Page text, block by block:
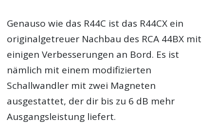
Genauso wie das R44C ist das R44CX ein
originalgetreuer Nachbau des RCA 44BX mit
einigen Verbesserungen an Bord. Es ist
nämlich mit einem modifizierten
Schallwandler mit zwei Magneten
ausgestattet, der dir bis zu 6 dB mehr
Ausgangsleistung liefert.